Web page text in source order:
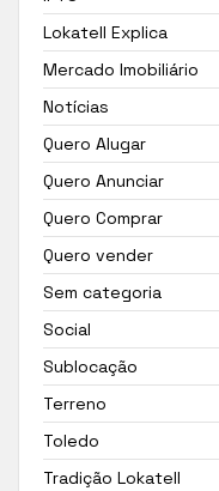
Lokatell Explica
Mercado Imobiliário
Notícias
Quero Alugar
Quero Anunciar
Quero Comprar
Quero vender
Sem categoria
Social
Sublocação
Terreno
Toledo
Tradição Lokatell